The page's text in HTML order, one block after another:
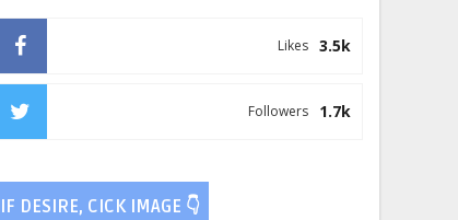
3.5k
Likes
1.7k
Followers
IF DESIRE, CICK IMAGE 👇